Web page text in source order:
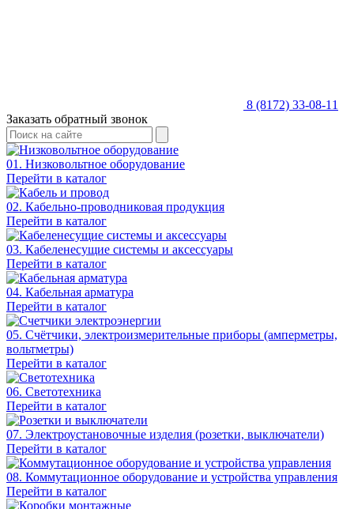
8 (8172) 33-08-11
Заказать обратный звонок
01. Низковольтное оборудование
Перейти в каталог
02. Кабельно-проводниковая продукция
Перейти в каталог
03. Кабеленесущие системы и аксессуары
Перейти в каталог
04. Кабельная арматура
Перейти в каталог
05. Счётчики, электроизмерительные приборы (амперметры,
вольтметры)
Перейти в каталог
06. Светотехника
Перейти в каталог
07. Электроустановочные изделия (розетки, выключатели)
Перейти в каталог
08. Коммутационное оборудование и устройства управления
Перейти в каталог